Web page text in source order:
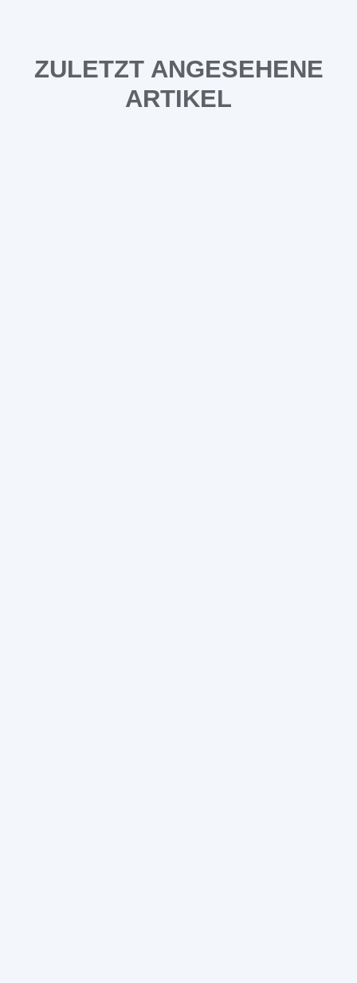
ZULETZT ANGESEHENE
ARTIKEL